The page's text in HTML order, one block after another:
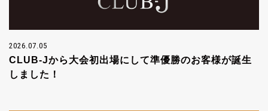
2026.07.05
CLUB-Jから大会初出場にして準優勝のお客様が誕生
しました！